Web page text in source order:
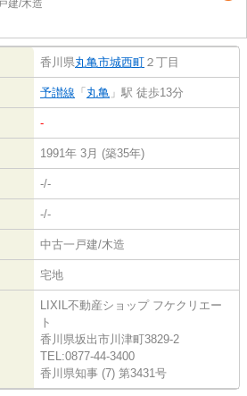
建/木造
香川県丸亀市城西町 ２丁目
予讃線 「 丸亀 」駅 徒歩13分
-
1991年 3月 (築35年)
-/-
-/-
中古一戸建/木造
宅地
LIXIL不動産ショップ フケクリエー
ト
香川県坂出市川津町3829-2
TEL:0877-44-3400
香川県知事 (7) 第3431号